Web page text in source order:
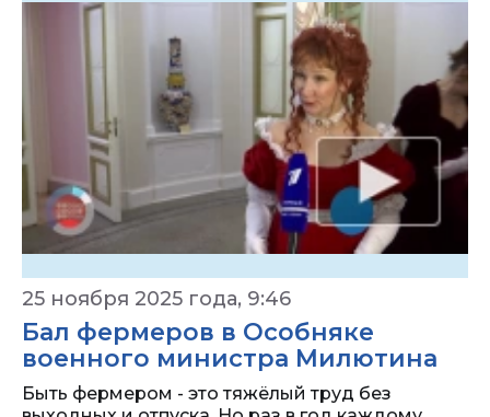
25 ноября 2025 года, 9:46
Бал фермеров в Особняке
военного министра Милютина
Быть фермером - это тяжёлый труд без